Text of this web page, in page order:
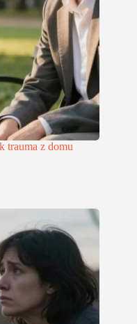
trauma z domu